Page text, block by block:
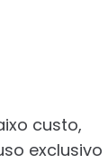
custo,
exclusivo